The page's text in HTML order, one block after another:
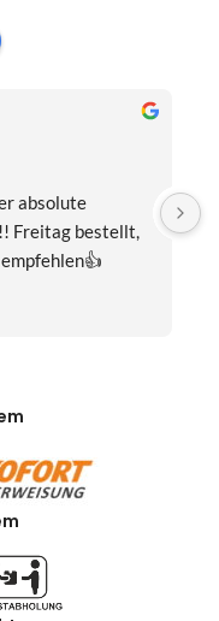
absolute
Freitag bestellt,